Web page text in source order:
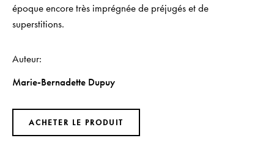
époque encore très imprégnée de préjugés et de
superstitions.
Auteur
Marie-Bernadette Dupuy
ACHETER LE PRODUIT